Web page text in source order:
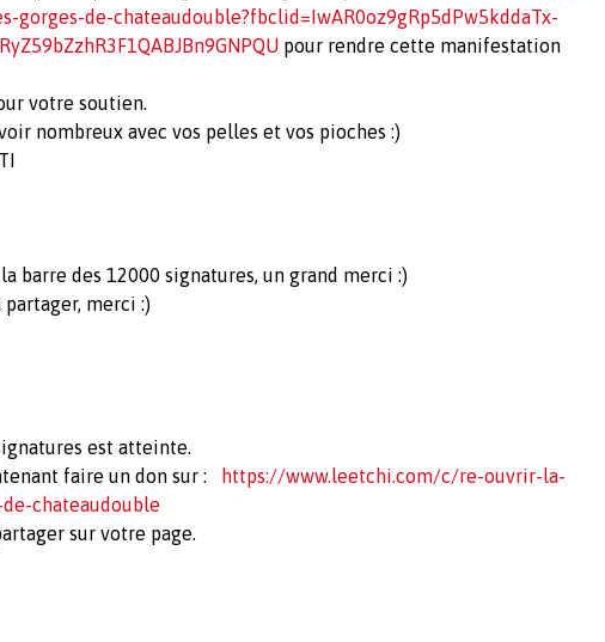
gorges-de-chateaudouble?fbclid=IwAR0oz9gRp5dPw5kddaTx-
pour rendre cette manifestation
votre soutien.
nombreux avec vos pelles et vos pioches :)
la barre des 12000 signatures, un grand merci :)
merci :)
est atteinte.
faire un don sur :
https://www.leetchi.com/c/re-ouvrir-la-
chateaudouble
sur votre page.